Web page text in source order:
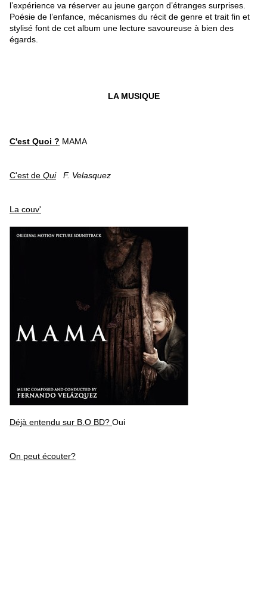
l’expérience va réserver au jeune garçon d’étranges surprises.
Poésie de l’enfance, mécanismes du récit de genre et trait fin et
stylisé font de cet album une lecture savoureuse à bien des
égards.
LA MUSIQUE
C'est Quoi ? MAMA
C'est de QuiF. Velasquez
La couv'
Déjà entendu sur B.O BD? Oui
On peut écouter?